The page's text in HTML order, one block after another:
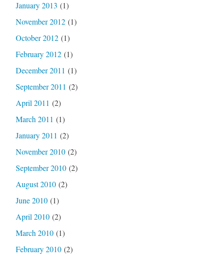
January 2013 (1)
November 2012(1)
October 2012(1)
February 2012(1)
December 2011 (1)
September 2011 (2)
April 2011 (2)
March 2011 (1)
January 2011 (2)
November 2010(2)
September 2010(2)
August 2010(2)
June 2010(1)
April 2010(2)
March 2010(1)
February 2010(2)